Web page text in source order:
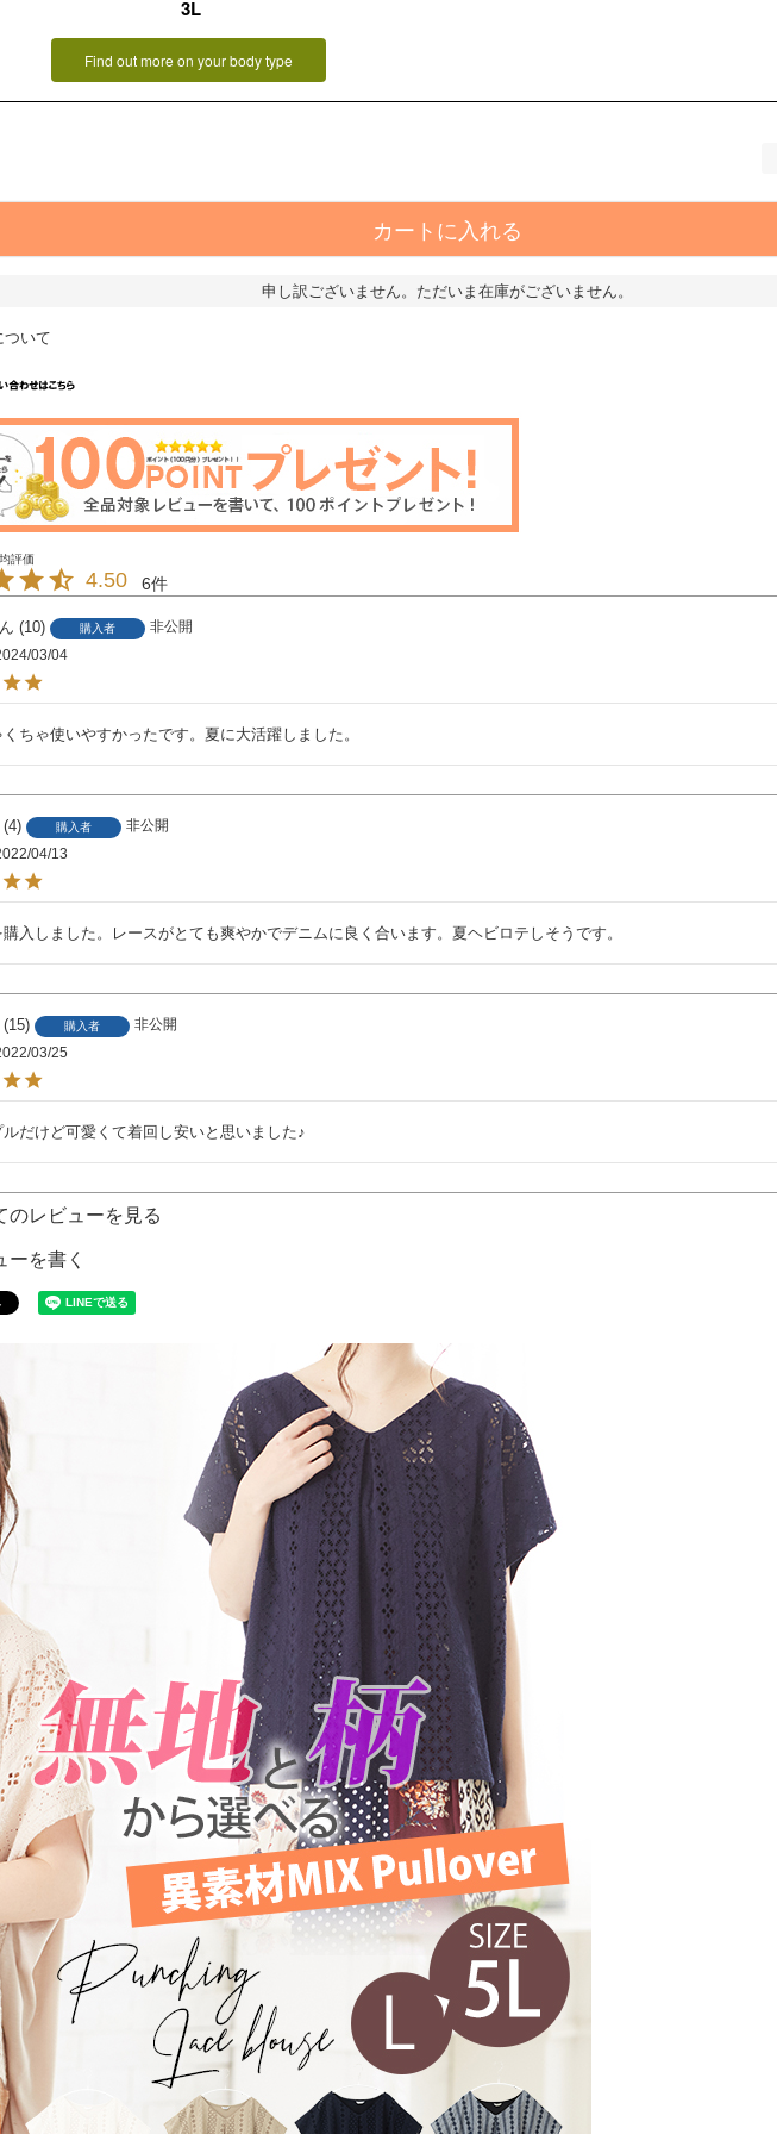
3L
Find out more on your body type
カートに入れる
申し訳ございません。ただいま在庫がございません。
ついて
4.50 6
10 購入者
非公開
03/04
ちゃ使いやすかったです。夏に大活躍しました。
4 購入者
非公開
04/13
購入しました。レースがとても爽やかでデニムに良く合います。夏ヘビロテしそうです。
15 購入者
非公開
03/25
ルだけど可愛くて着回し安いと思いました♪
のレビューを見る
ーを書く